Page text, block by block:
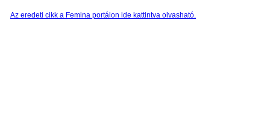
Az eredeti cikk a Femina portálon ide kattintva olvasható.